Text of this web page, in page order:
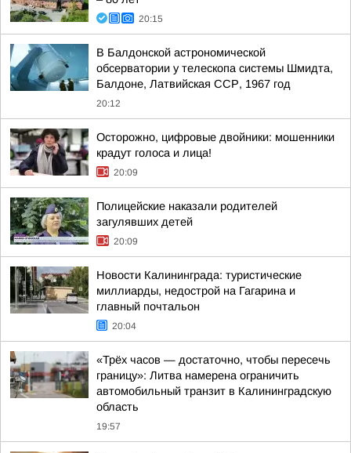
20:15
В Балдонской астрономической
обсерватории у телескопа системы Шмидта,
Балдоне, Латвийская ССР, 1967 год
20:12
Осторожно, цифровые двойники: мошенники
крадут голоса и лица!
20:09
Полицейские наказали родителей
загулявших детей
20:09
Новости Калининграда: туристические
миллиарды, недострой на Гагарина и
главный почтальон
20:04
«Трёх часов — достаточно, чтобы пересечь
границу»: Литва намерена ограничить
автомобильный транзит в Калининградскую
область
19:57